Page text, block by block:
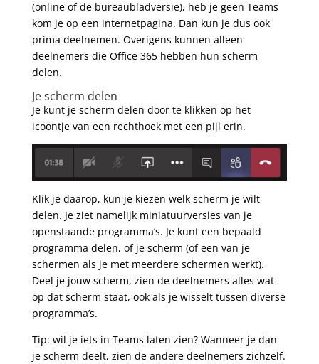
(online of de bureaubladversie), heb je geen Teams
kom je op een internetpagina. Dan kun je dus ook
prima deelnemen. Overigens kunnen alleen
deelnemers die Office 365 hebben hun scherm
delen.
Je scherm delen
Je kunt je scherm delen door te klikken op het
icoontje van een rechthoek met een pijl erin.
Klik je daarop, kun je kiezen welk scherm je wilt
delen. Je ziet namelijk miniatuurversies van je
openstaande programma’s. Je kunt een bepaald
programma delen, of je scherm (of een van je
schermen als je met meerdere schermen werkt).
Deel je jouw scherm, zien de deelnemers alles wat
op dat scherm staat, ook als je wisselt tussen diverse
programma’s.
Tip: wil je iets in Teams laten zien? Wanneer je dan
je scherm deelt, zien de andere deelnemers zichzelf.